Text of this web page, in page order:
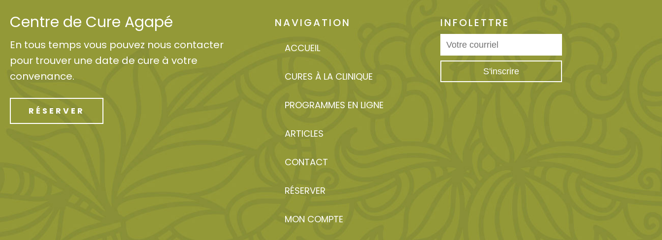
Centre de Cure Agapé
En tous temps vous pouvez nous contacter
pour trouver une date de cure à votre
convenance.
RÉSERVER
NAVIGATION
ACCUEIL
CURES À LA CLINIQUE
PROGRAMMES EN LIGNE
ARTICLES
CONTACT
RÉSERVER
MON COMPTE
INFOLETTRE